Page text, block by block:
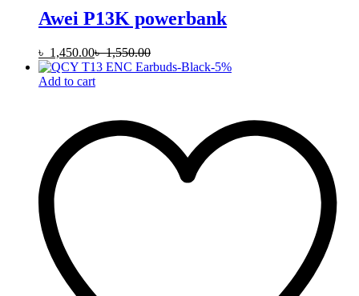
Awei P13K powerbank
৳ 1,450.00৳1,550.00
-5%
Add to cart